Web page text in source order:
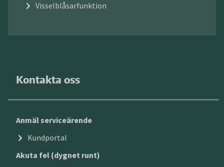
Visselblåsarfunktion
Kontakta oss
Anmäl serviceärende
Kundportal
Akuta fel (dygnet runt)